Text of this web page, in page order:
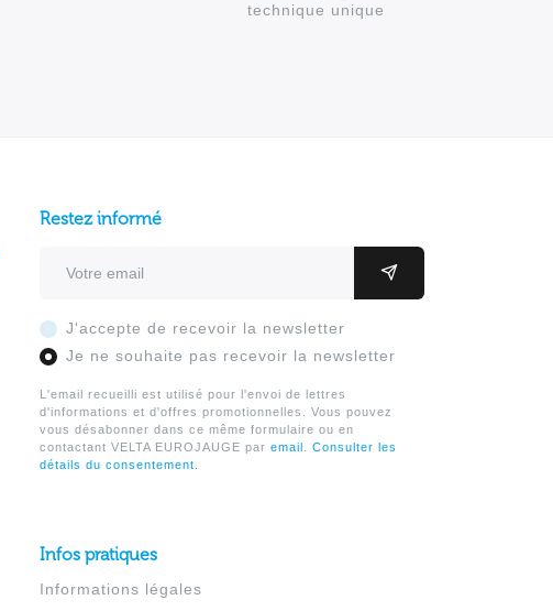
technique unique
Restez informé
J'accepte de recevoir la newsletter
Je ne souhaite pas recevoir la newsletter
L'email recueilli est utilisé pour l'envoi de lettres
d'informations et d'offres promotionnelles. Vous pouvez
vous désabonner dans ce même formulaire ou en
contactant VELTA EUROJAUGE par email
Consulter les
détails du consentement.
Infos pratiques
Informations légales